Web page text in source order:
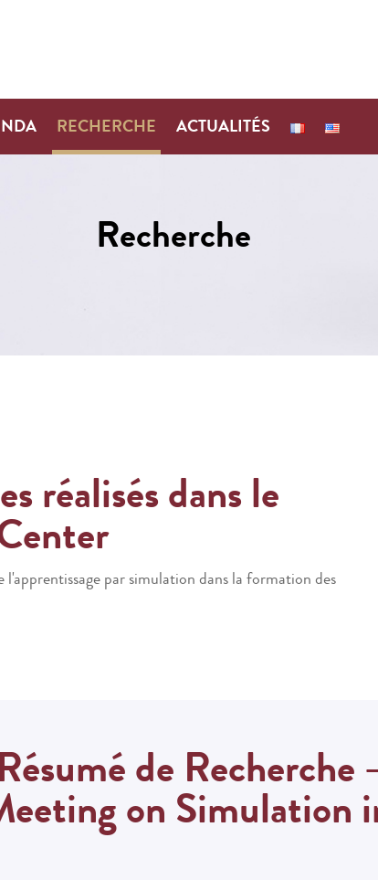
RECHERCHE ACTUALITÉS
Recherche
réalisés dans le
par simulation dans laformation des
de Recherche
on Simulation